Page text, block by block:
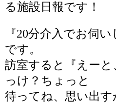
る施設日報です！
『20分介入でお伺い
です。
訪室すると『えー
っけ？ちょっと
待ってね、思い出す